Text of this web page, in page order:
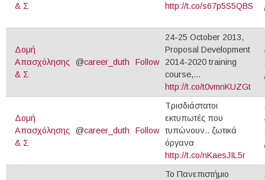
& Σ
http://t.co/s67p5S5QBS
Δομή
Απασχόλησης
& Σ
@career_duth Follow
24-25 October 2013,
Proposal Development
2014-2020 training
course,...
http://t.co/t0vmnKUZGt
Δομή
Απασχόλησης
& Σ
@career_duth Follow
Τρισδιάστατοι
εκτυπωτές που
τυπώνουν.. ζωτικά
όργανα
http://t.co/nKaesJIL5r
Το Πανεπιστήμιο